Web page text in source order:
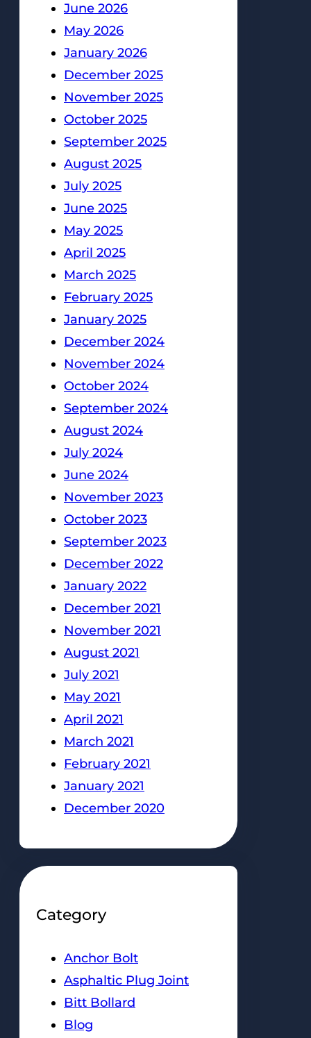
June 2026
May 2026
January 2026
December 2025
November 2025
October 2025
September 2025
August 2025
July 2025
June 2025
May 2025
April 2025
March 2025
February 2025
January 2025
December 2024
November 2024
October 2024
September 2024
August 2024
July 2024
June 2024
November 2023
October 2023
September 2023
December 2022
January 2022
December 2021
November 2021
August 2021
July 2021
May 2021
April 2021
March 2021
February 2021
January 2021
December 2020
Category
Anchor Bolt
Asphaltic Plug Joint
Bitt Bollard
Blog